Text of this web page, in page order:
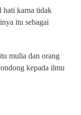
hati karna tidak
itu sebagai
mulia dan orang
kepada ilmu